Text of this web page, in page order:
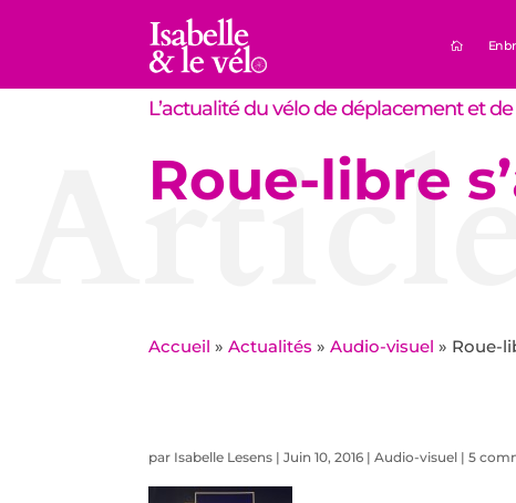
En
L’actualité du vélo de déplacement et de
Roue-libre
Accueil »Actualités »Audio-visuel » Roue-
par Isabelle Lesens |Juin 10, 2016 |Audio-visuel |5